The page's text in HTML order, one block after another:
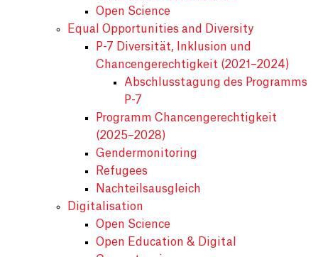
Open Science
Equal Opportunities and Diversity
P-7 Diversität, Inklusion und
Chancengerechtigkeit (2021–2024)
Abschlusstagung des Programms
P-7
Programm Chancengerechtigkeit
(2025–2028)
Gendermonitoring
Refugees
Nachteilsausgleich
Digitalisation
Open Science
Open Education & Digital